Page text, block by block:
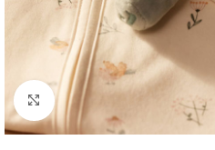
Click to enlarge